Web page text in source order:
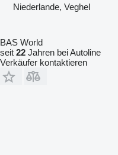
Niederlande, Veghel
BAS World
seit 22 Jahren bei Autoline
Verkäufer kontaktieren